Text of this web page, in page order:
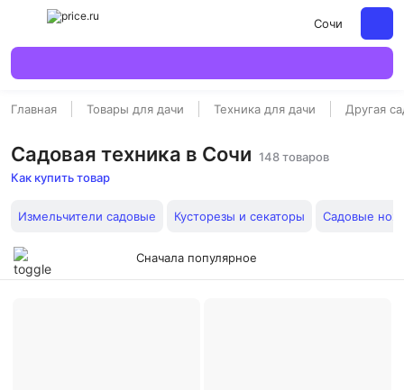
Сочи
Главная Товары для дачи Техника для дачи Другая
Садовая техника в Сочи 148 товаров
Как купить товар
Измельчители садовые Кусторезы и секаторы Садовые
Сначала популярное